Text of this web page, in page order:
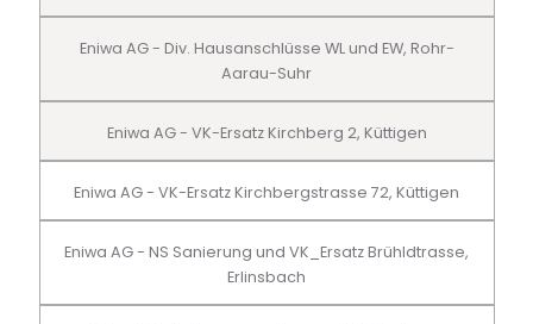
Eniwa AG - Div. Hausanschlüsse WL und EW, Rohr-
Aarau-Suhr
Eniwa AG - VK-Ersatz Kirchberg 2, Küttigen
Eniwa AG - VK-Ersatz Kirchbergstrasse 72, Küttigen
Eniwa AG - NS Sanierung und VK_Ersatz Brühldtrasse,
Erlinsbach